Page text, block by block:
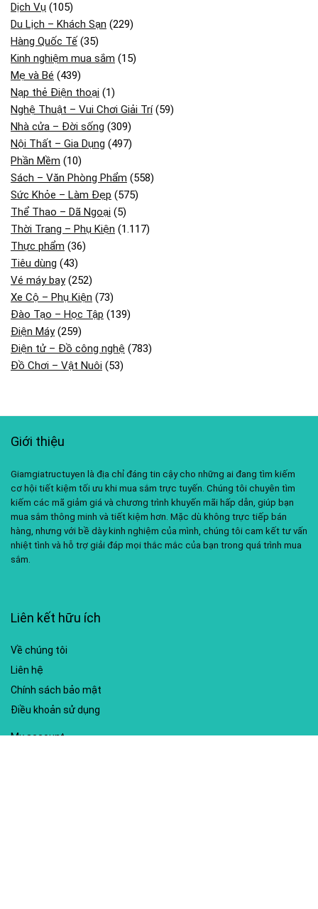
Dịch Vụ (105)
Du Lịch – Khách Sạn (229)
Hàng Quốc Tế (35)
Kinh nghiệm mua sắm (15)
Mẹ và Bé (439)
Nạp thẻ Điện thoại (1)
Nghệ Thuật – Vui Chơi Giải Trí(59)
Nhà cửa – Đời sống (309)
Nội Thất – Gia Dụng (497)
Phần Mềm (10)
Sách – Văn Phòng Phẩm (558)
Sức Khỏe – Làm Đẹp (575)
Thể Thao – Dã Ngoại (5)
Thời Trang – Phụ Kiện (1.117)
Thực phẩm (36)
Tiêu dùng (43)
Vé máy bay(252)
Xe Cộ – Phụ Kiện (73)
Đào Tạo – Học Tập (139)
Điện Máy(259)
Điện tử – Đồ công nghệ (783)
Đồ Chơi – Vật Nuôi (53)
Giới thiệu
Giamgiatructuyen là địa chỉ đáng tin cậy cho những ai đang tìm kiếm
cơ hội tiết kiệm tối ưu khi mua sắm trực tuyến. Chúng tôi chuyên tìm
kiếm các mã giảm giá và chương trình khuyến mãi hấp dẫn, giúp bạn
mua sắm thông minh và tiết kiệm hơn. Mặc dù không trực tiếp bán
hàng, nhưng với bề dày kinh nghiệm của mình, chúng tôi cam kết tư vấn
nhiệt tình và hỗ trợ giải đáp mọi thắc mắc của bạn trong quá trình mua
sắm.
Liên kết hữu ích
Về chúng tôi
Liên hệ
Chính sách bảo mật
Điều khoản sử dụng
My account